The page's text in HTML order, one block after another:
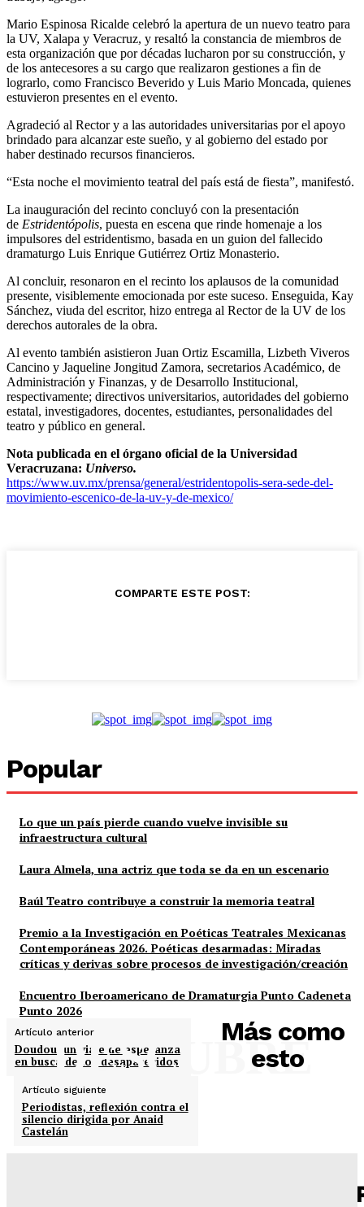
Mario Espinosa Ricalde celebró la apertura de un nuevo teatro para
la UV, Xalapa y Veracruz, y resaltó la constancia de miembros de
esta organización que por décadas lucharon por su construcción, y
de los antecesores a su cargo que realizaron gestiones a fin de
lograrlo, como Francisco Beverido y Luis Mario Moncada, quienes
estuvieron presentes en el evento.
Agradeció al Rector y a las autoridades universitarias por el apoyo
brindado para alcanzar este sueño, y al gobierno del estado por
haber destinado recursos financieros.
“Esta noche el movimiento teatral del país está de fiesta”, manifestó.
La inauguración del recinto concluyó con la presentación
de Estridentópolis, puesta en escena que rinde homenaje a los
impulsores del estridentismo, basada en un guion del fallecido
dramaturgo Luis Enrique Gutiérrez Ortiz Monasterio.
Al concluir, resonaron en el recinto los aplausos de la comunidad
presente, visiblemente emocionada por este suceso. Enseguida, Kay
Sánchez, viuda del escritor, hizo entrega al Rector de la UV de los
derechos autorales de la obra.
Al evento también asistieron Juan Ortiz Escamilla, Lizbeth Viveros
Cancino y Jaqueline Jongitud Zamora, secretarios Académico, de
Administración y Finanzas, y de Desarrollo Institucional,
respectivamente; directivos universitarios, autoridades del gobierno
estatal, investigadores, docentes, estudiantes, personalidades del
teatro y público en general.
Nota publicada en el órgano oficial de la Universidad
Veracruzana: Universo.
https://www.uv.mx/prensa/general/estridentopolis-sera-sede-del-
movimiento-escenico-de-la-uv-y-de-mexico/
COMPARTE ESTE POST:
Popular
Lo que un país pierde cuando vuelve invisible su
infraestructura cultural
Laura Almela, una actriz que toda se da en un escenario
Baúl Teatro contribuye a construir la memoria teatral
Premio a la Investigación en Poéticas Teatrales Mexicanas
Contemporáneas 2026. Poéticas desarmadas: Miradas
críticas y derivas sobre procesos de investigación/creación
Encuentro Iberoamericano de Dramaturgia Punto Cadeneta
Punto 2026
Artículo anterior
Doudou: un viaje de esperanza
en busca de los desaparecidos
Artículo siguiente
Periodistas, reflexión contra el
silencio dirigida por Anaid
Castelán
Más como
esto
DESCUBRE